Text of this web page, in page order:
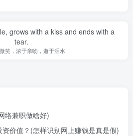
grows with a kiss and ends with a
tear.
笑，浓于亲吻，逝于泪水
络兼职做啥好)
价值？(怎样识别网上赚钱是真是假)